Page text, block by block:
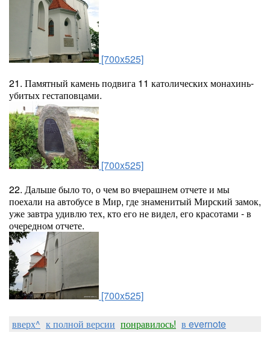
[700x525]
21. Памятный камень подвига 11 католических монахинь-
убитых гестаповцами.
[700x525]
22. Дальше было то, о чем во вчерашнем отчете и мы
поехали на автобусе в Мир, где знаменитый Мирский замок,
уже завтра удивлю тех, кто его не видел, его красотами - в
очередном отчете.
[700x525]
вверх^ к полной версии понравилось! в evernote